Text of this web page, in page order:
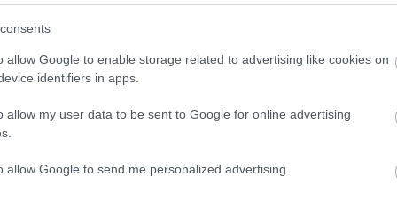
allow Google to enable storage related to advertising like cookies on
identifiers in apps.
allow my user data to be sent to Google for online advertising
allow Google to send me personalized advertising.
Dőry Virág
Kőváry Katalin